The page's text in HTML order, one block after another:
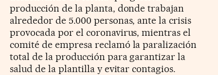
producción de la planta, donde trabajan
alrededor de 5.000 personas, ante la crisis
provocada por el coronavirus, mientras el
comité de empresa reclamó la paralización
total de la producción para garantizar la
salud de la plantilla y evitar contagios.